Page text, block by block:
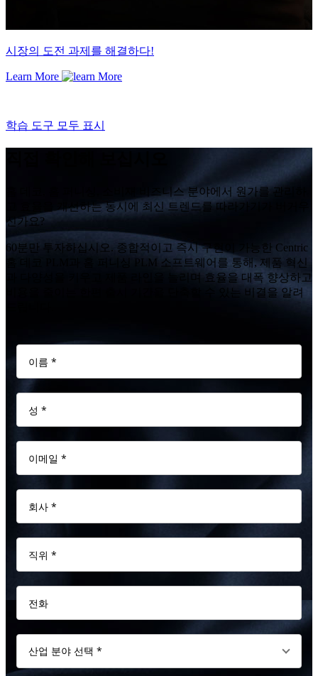
시장의 도전 과제를 해결하다!
Learn More
학습 도구 모두 표시
홈 데코, 홈 퍼니싱, 소비재 비즈니스 분야에서 원가를 관리하
고 효율을 개선하는 동시에 최신 트렌드를 따라가기가 버거우
신가요?
60분만 투자하십시오. 종합적이고 즉시 구현이 가능한 Centric
홈 데코 PLM과 홈 퍼니싱 PLM 소프트웨어를 통해, 제품 혁신
과 다양성을 키우고 제품 라인을 늘리며 효율을 대폭 향상하고
비용을 줄이는 한편 출시 기간을 단축할 수 있는 비결을 알려